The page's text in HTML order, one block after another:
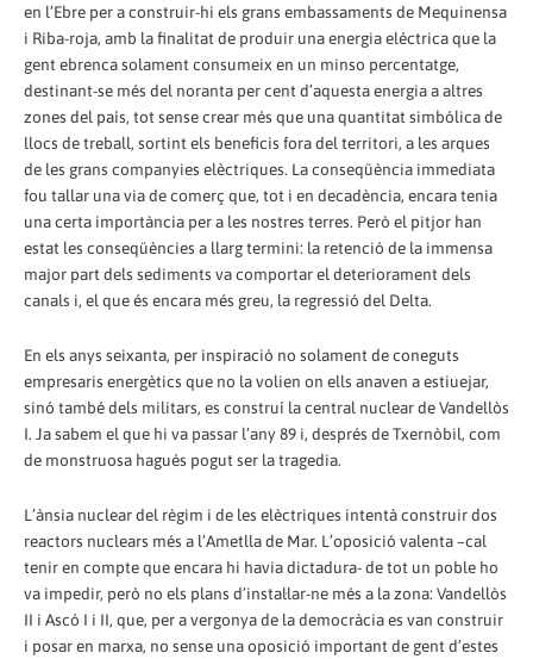
en l’Ebre per a construir-hi els grans embassaments de Mequinensa
i Riba-roja, amb la finalitat de produir una energia eléctrica que la
gent ebrenca solament consumeix en un minso percentatge,
destinant-se més del noranta per cent d’aquesta energia a altres
zones del país, tot sense crear més que una quantitat simbólica de
llocs de treball, sortint els beneficis fora del territori, a les arques
de les grans companyies elèctriques. La conseqüència immediata
fou tallar una via de comerç que, tot i en decadència, encara tenia
una certa importància per a les nostres terres. Però el pitjor han
estat les conseqüències a llarg termini: la retenció de la immensa
major part dels sediments va comportar el deteriorament dels
canals i, el que és encara més greu, la regressió del Delta.
En els anys seixanta, per inspiració no solament de coneguts
empresaris energètics que no la volien on ells anaven a estiuejar,
sinó també dels militars, es construí la central nuclear de Vandellòs
I. Ja sabem el que hi va passar l’any 89 i, després de Txernòbil, com
de monstruosa hagués pogut ser la tragedia.
L’ànsia nuclear del règim i de les elèctriques intentà construir dos
reactors nuclears més a l’Ametlla de Mar. L’oposició valenta –cal
tenir en compte que encara hi havia dictadura- de tot un poble ho
va impedir, però no els plans d’instal·lar-ne més a la zona: Vandellòs
II i Ascó I i II, que, per a vergonya de la democràcia es van construir
i posar en marxa, no sense una oposició important de gent d’estes